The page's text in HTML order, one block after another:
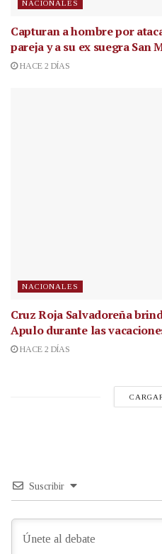
NACIONALES
Capturan a hombre por
pareja y a su ex suegra San
HACE 2 DÍAS
NACIONALES
Cruz Roja Salvadoreña
Apulo durante las
HACE 2 DÍAS
Suscribir